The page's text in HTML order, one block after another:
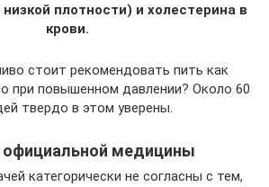
плотности) и холестерина в
крови.
стоит рекомендовать пить как
при повышенном давлении? Около 60
твердо в этом уверены.
медицины
категорически не согласны с тем,